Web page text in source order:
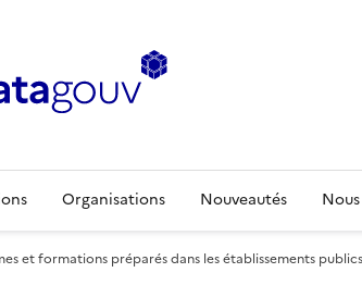
Organisations Nouveautés
et formations préparés dans les établissements